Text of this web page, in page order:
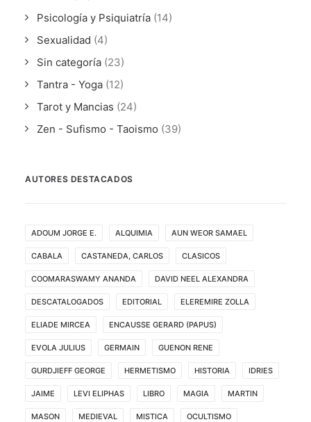
Psicología y Psiquiatría (14)
Sexualidad (4)
Sin categoría (23)
Tantra - Yoga (12)
Tarot y Mancias (24)
Zen - Sufismo - Taoismo (39)
AUTORES DESTACADOS
ADOUM JORGE E. ALQUIMIA AUN WEOR SAMAEL
CABALA CASTANEDA, CARLOS CLASICOS
COOMARASWAMY ANANDA DAVID NEEL ALEXANDRA
DESCATALOGADOS EDITORIAL ELEREMIRE ZOLLA
ELIADE MIRCEA ENCAUSSE GERARD (PAPUS)
EVOLA JULIUS GERMAIN GUENON RENE
GURDJIEFF GEORGE HERMETISMO HISTORIA IDRIES
JAIME LEVI ELIPHAS LIBRO MAGIA MARTIN
MASON MEDIEVAL MISTICA OCULTISMO